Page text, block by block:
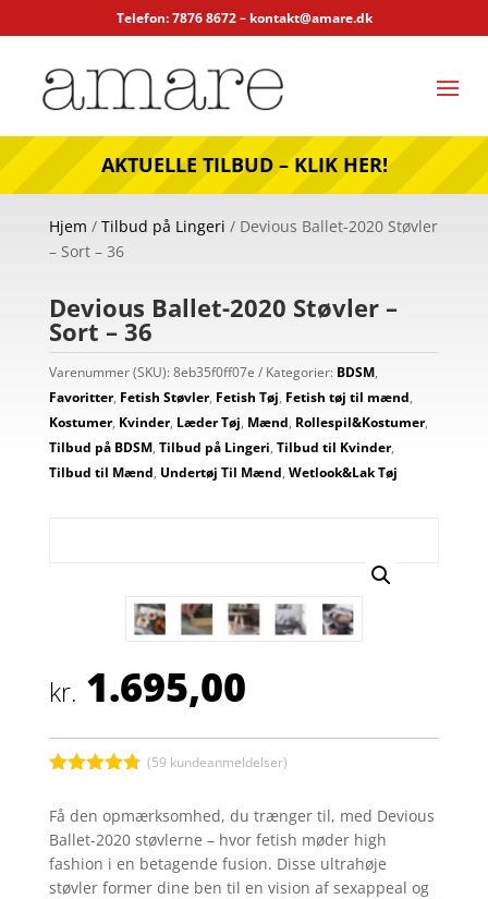
Telefon: 7876 8672 – kontakt@amare.dk
AKTUELLE TILBUD – KLIK HER!
Hjem / Tilbud på Lingeri / Devious Ballet-2020 Støvler
– Sort – 36
Devious Ballet-2020 Støvler –
Sort – 36
Varenummer (SKU):8eb35f0ff07e Kategorier: BDSM,
Favoritter, Fetish Støvler, Fetish Tøj, Fetish tøj til mænd,
Kostumer, Kvinder, Læder Tøj, Mænd, Rollespil&Kostumer,
Tilbud på BDSM, Tilbud på Lingeri, Tilbud til Kvinder,
Tilbud til Mænd, Undertøj Til Mænd, Wetlook&Lak Tøj
kr. 1.695,00
ud af 5
baseret på
kundebedø
mmelser
(59 kundeanmeldelser)
Få den opmærksomhed, du trænger til, med Devious
Ballet-2020 støvlerne – hvor fetish møder high
fashion i en betagende fusion. Disse ultrahøje
støvler former dine ben til en vision af sexappeal og